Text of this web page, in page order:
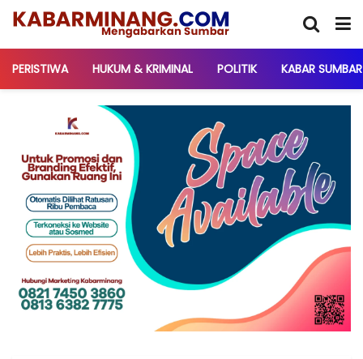
PERISTIWA HUKUM & KRIMINAL POLITIK KABAR SUMBAR